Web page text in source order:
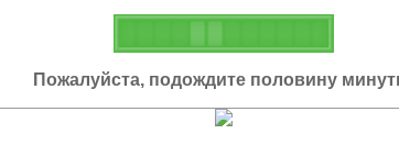
Пожалуйста, подождите половину